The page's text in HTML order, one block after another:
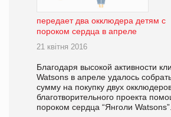
передает два окклюдера детям с
пороком сердца в апреле
21 квітня 2016
Благодаря высокой активности
Watsons в апреле удалось
сумму на покупку двух
благотворительного проекта
пороком сердца “Янголи Watsons”.